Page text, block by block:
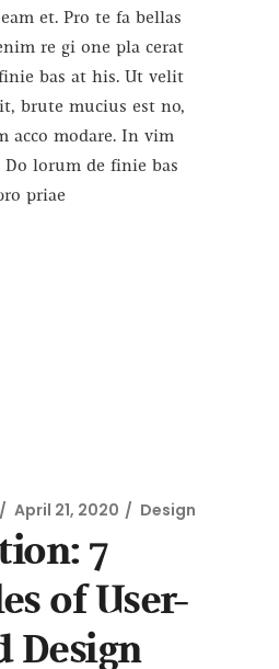
et. Pro te fa bellas
re gi one pla cerat
bas at his. Ut velit
brute mucius est no,
acco modare. In vim
lorum de finie bas
priae
April 21, 2020 Design
7
of User-
Design